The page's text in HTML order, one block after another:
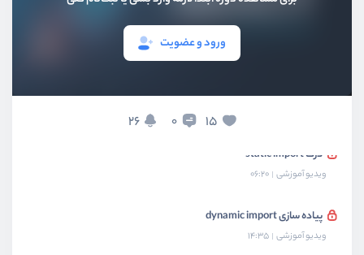
ورود و عضویت
15
0
26
استفاده از lazy loading
درک static import
ویدیو آموزشی 06:20
پیاده سازی dynamic import
ویدیو آموزشی 14:35